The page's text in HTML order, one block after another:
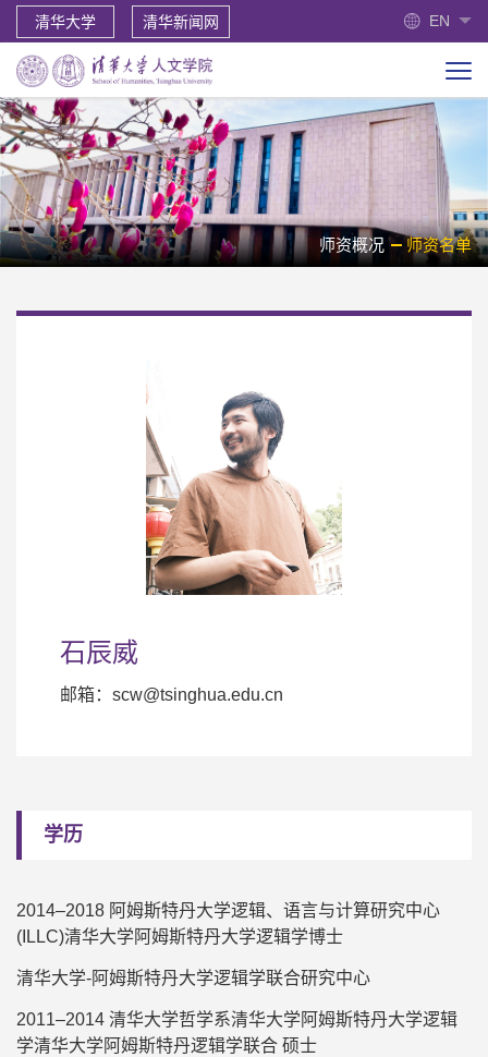
EN
清华大学 清华新闻网
师资概况 师资名单
石辰威
邮箱：scw@tsinghua.edu.cn
学历
2014–2018 阿姆斯特丹大学逻辑、语言与计算研究中心
(ILLC)清华大学阿姆斯特丹大学逻辑学博士
清华大学-阿姆斯特丹大学逻辑学联合研究中心
2011–2014 清华大学哲学系清华大学阿姆斯特丹大学逻辑
学清华大学阿姆斯特丹逻辑学联合 硕士